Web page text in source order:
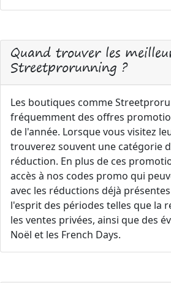
Quand trouver les
Streetprorunning ?
Les boutiques comme
fréquemment des offres
de l'année. Lorsque vous visitez
trouverez souvent une catégorie
réduction. En plus de ces
accès à nos codes promo qui
avec les réductions déjà
l'esprit des périodes telles que la
les ventes privées, ainsi que des
Noël et les French Days.